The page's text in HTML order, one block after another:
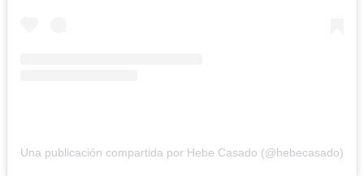
Una publicación compartida por Hebe Casado (@hebecasado)